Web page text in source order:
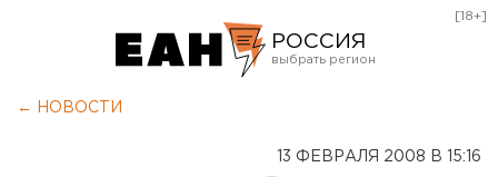
РОССИЯ
[18+]
← НОВОСТИ
13 ФЕВРАЛЯ 2008 В 15:16